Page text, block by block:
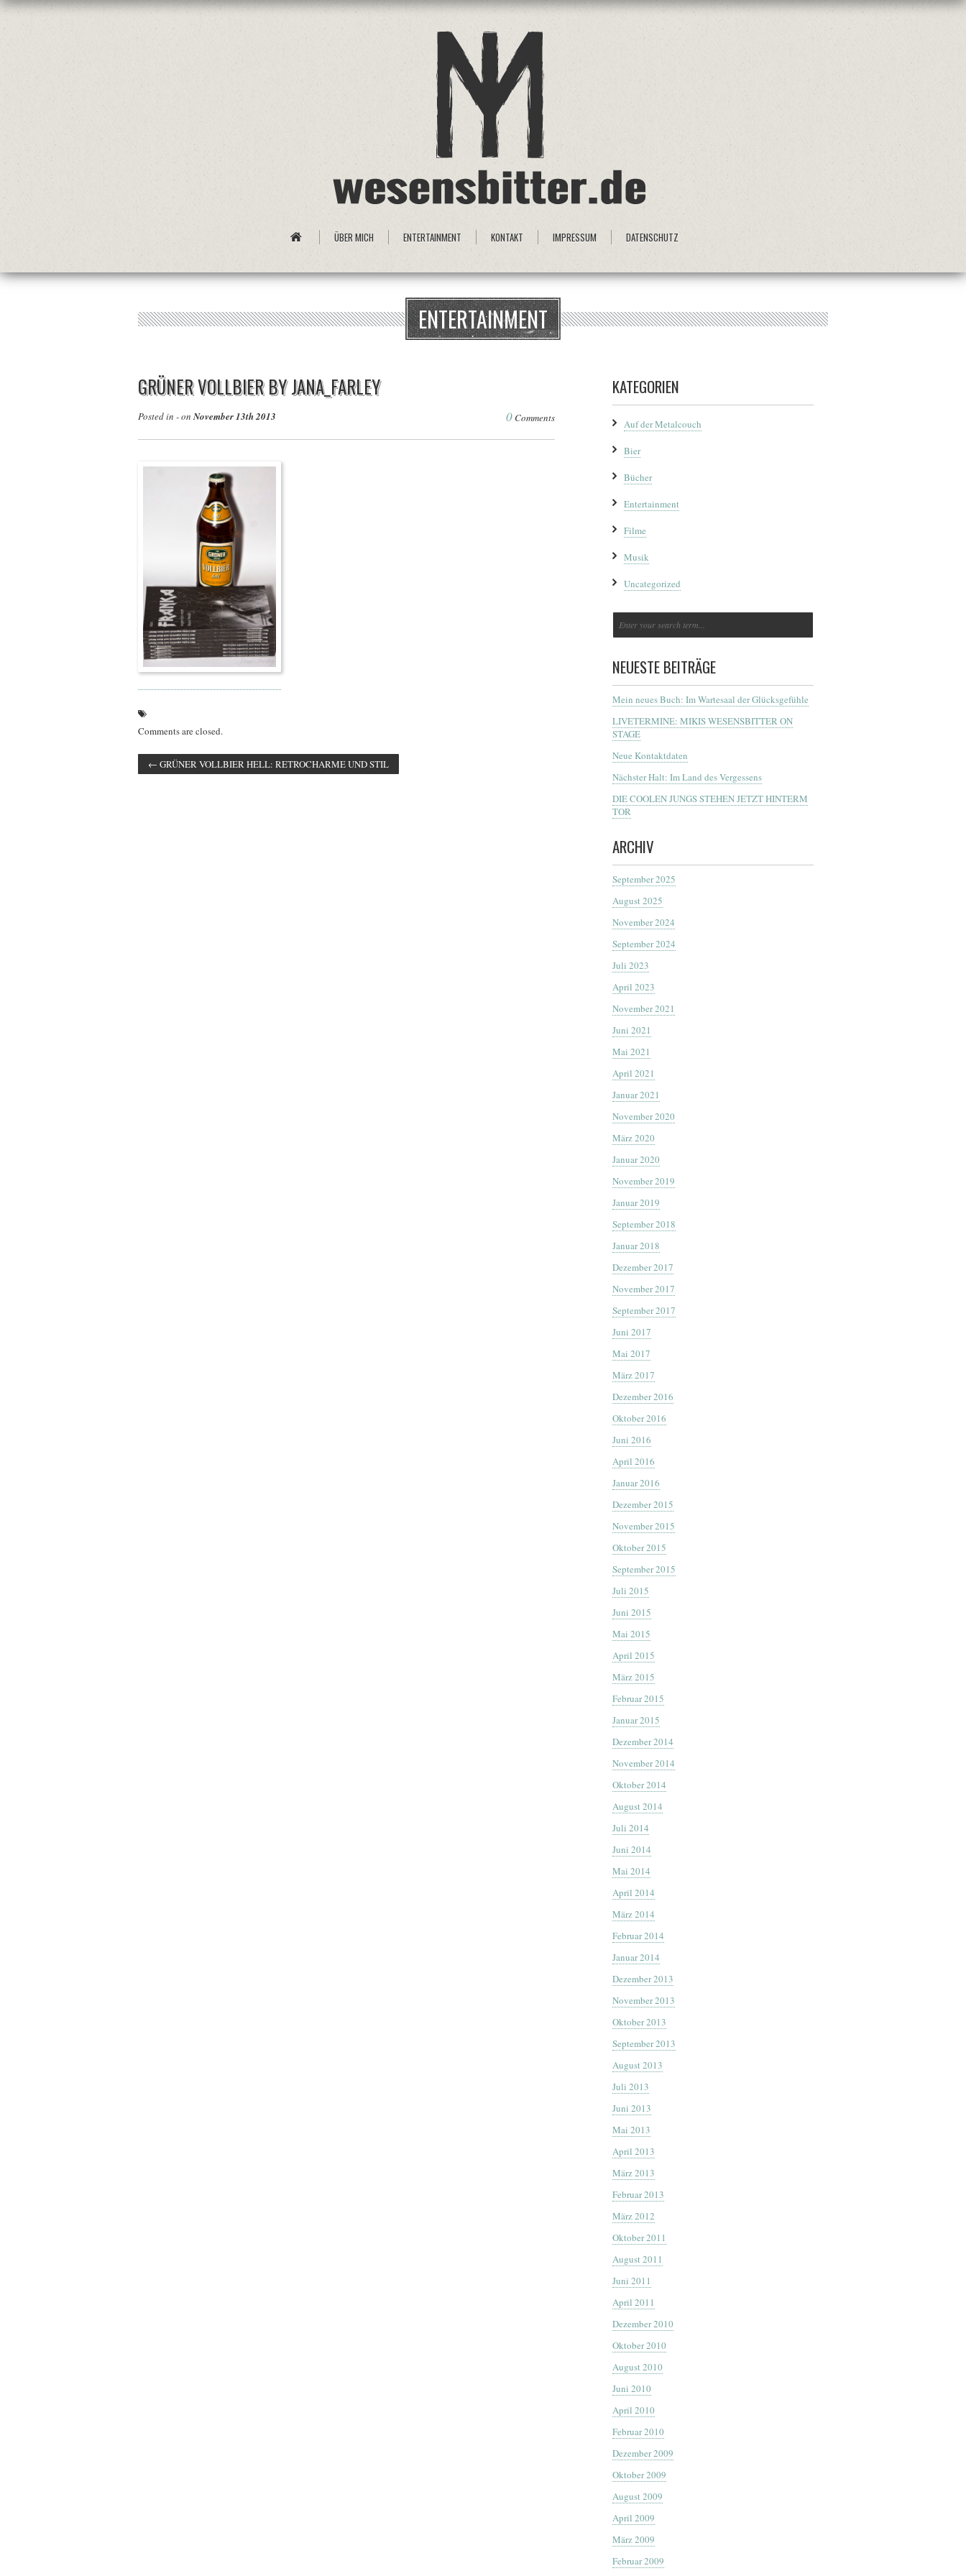
ÜBER MICH ENTERTAINMENT KONTAKT IMPRESSUM DATENSCHUTZ
ENTERTAINMENT
GRÜNER VOLLBIER BY JANA_FARLEY
Posted in - onNovember 13th 2013 0 Comments
Comments are closed.
← GRÜNER VOLLBIER HELL: RETROCHARME UND STIL
KATEGORIEN
Auf der Metalcouch
Bier
Bücher
Entertainment
Filme
Musik
Uncategorized
NEUESTE BEITRÄGE
Mein neues Buch: Im Wartesaal der Glücksgefühle
LIVETERMINE: MIKIS WESENSBITTER ON
STAGE
Neue Kontaktdaten
Nächster Halt: Im Land des Vergessens
DIE COOLEN JUNGS STEHEN JETZT HINTERM
TOR
ARCHIV
September 2025
August 2025
November 2024
September 2024
Juli 2023
April 2023
November 2021
Juni 2021
Mai 2021
April 2021
Januar 2021
November 2020
März 2020
Januar 2020
November 2019
Januar 2019
September 2018
Januar 2018
Dezember 2017
November 2017
September 2017
Juni 2017
Mai 2017
März 2017
Dezember 2016
Oktober 2016
Juni 2016
April 2016
Januar 2016
Dezember 2015
November 2015
Oktober 2015
September 2015
Juli 2015
Juni 2015
Mai 2015
April 2015
März 2015
Februar 2015
Januar 2015
Dezember 2014
November 2014
Oktober 2014
August 2014
Juli 2014
Juni 2014
Mai 2014
April 2014
März 2014
Februar 2014
Januar 2014
Dezember 2013
November 2013
Oktober 2013
September 2013
August 2013
Juli 2013
Juni 2013
Mai 2013
April 2013
März 2013
Februar 2013
März 2012
Oktober 2011
August 2011
Juni 2011
April 2011
Dezember 2010
Oktober 2010
August 2010
Juni 2010
April 2010
Februar 2010
Dezember 2009
Oktober 2009
August 2009
April 2009
März 2009
Februar 2009